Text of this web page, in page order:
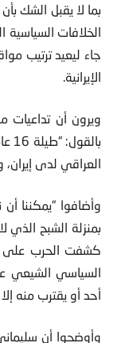
بما لا يقبل الشك
الخلافات
جاء ليعيد ترتيب
الإيرانية.
ويرون أن تداعيات
العراقي لدى
وأضافوا “يمكننا
بمنزلة الشبح الذي
كشفت الحرب على
السياسي الشيعي
أحد أو يقترب منه
وأوضحوا أن